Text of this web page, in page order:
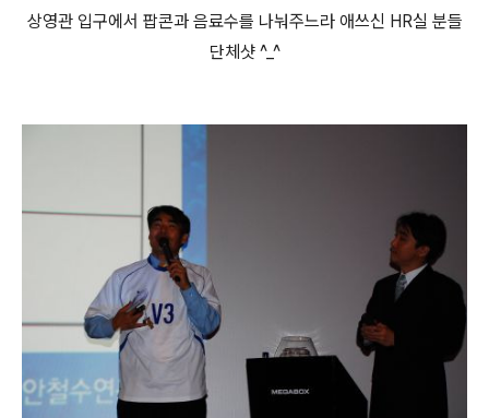
상영관 입구에서 팝콘과 음료수를 나눠주느라 애쓰신 HR실 분들
단체샷 ^_^